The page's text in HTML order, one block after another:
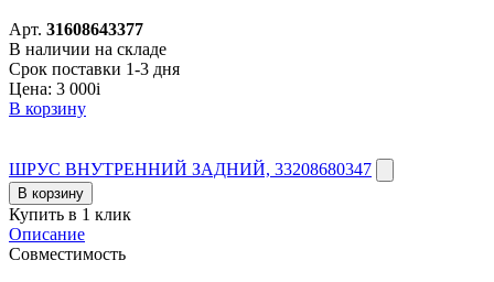
Арт. 31608643377
В наличии на складе
Срок поставки 1-3 дня
Цена: 3 000i
В корзину
ШРУС ВНУТРЕННИЙ ЗАДНИЙ, 33208680347
В корзину
Купить в 1 клик
Описание
Совместимость